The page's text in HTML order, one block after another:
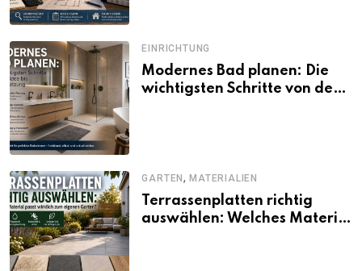
EINRICHTUNG
Modernes Bad planen: Die
wichtigsten Schritte von der
GARTEN,MATERIALIEN
Terrassenplatten richtig
auswählen: Welches Material